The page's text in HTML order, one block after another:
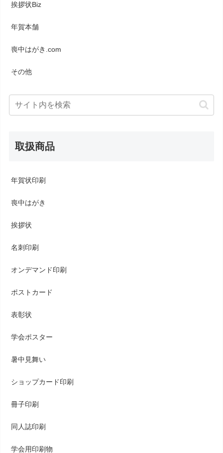
挨拶状Biz
年賀本舗
喪中はがき.com
その他
取扱商品
年賀状印刷
喪中はがき
挨拶状
名刺印刷
オンデマンド印刷
ポストカード
表彰状
学会ポスター
暑中見舞い
ショップカード印刷
冊子印刷
同人誌印刷
学会用印刷物